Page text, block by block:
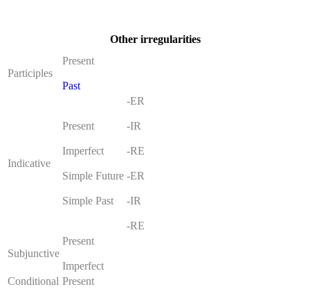
Other irregularities
Participles
Present
Past
Indicative
Present
Imperfect
Simple Future
Simple Past
-ER
-IR
-RE
-ER
-IR
-RE
Subjunctive
Present
Imperfect
Conditional Present